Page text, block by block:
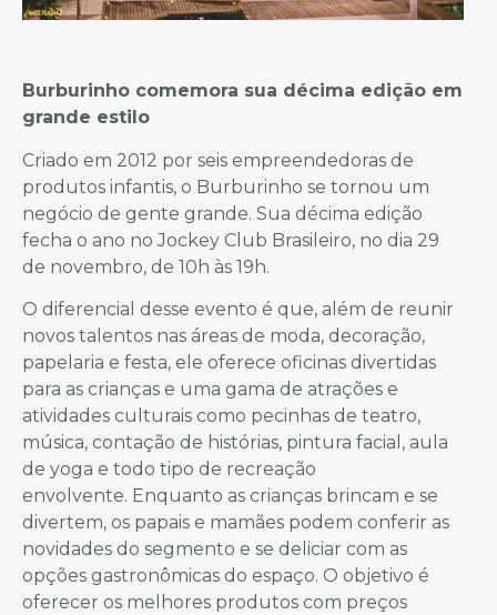
Burburinho comemora sua décima edição em
grande estilo
Criado em 2012 por seis empreendedoras de
produtos infantis, o Burburinho se tornou um
negócio de gente grande. Sua décima edição
fecha o ano no Jockey Club Brasileiro, no dia 29
de novembro, de 10h às 19h.
O diferencial desse evento é que, além de reunir
novos talentos nas áreas de moda, decoração,
papelaria e festa, ele oferece oficinas divertidas
para as crianças e uma gama de atrações e
atividades culturais como pecinhas de teatro,
música, contação de histórias, pintura facial, aula
de yoga e todo tipo de recreação
envolvente. Enquanto as crianças brincam e se
divertem, os papais e mamães podem conferir as
novidades do segmento e se deliciar com as
opções gastronômicas do espaço. O objetivo é
oferecer os melhores produtos com preços